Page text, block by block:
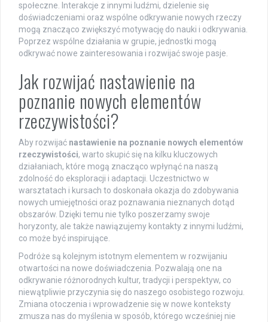
społeczne. Interakcje z innymi ludźmi, dzielenie się
doświadczeniami oraz wspólne odkrywanie nowych rzeczy
mogą znacząco zwiększyć motywację do nauki i odkrywania.
Poprzez wspólne działania w grupie, jednostki mogą
odkrywać nowe zainteresowania i rozwijać swoje pasje.
Jak rozwijać nastawienie na
poznanie nowych elementów
rzeczywistości?
Aby rozwijać nastawienie na poznanie nowych elementów
rzeczywistości, warto skupić się na kilku kluczowych
działaniach, które mogą znacząco wpłynąć na naszą
zdolność do eksploracji i adaptacji. Uczestnictwo w
warsztatach i kursach to doskonała okazja do zdobywania
nowych umiejętności oraz poznawania nieznanych dotąd
obszarów. Dzięki temu nie tylko poszerzamy swoje
horyzonty, ale także nawiązujemy kontakty z innymi ludźmi,
co może być inspirujące.
Podróże są kolejnym istotnym elementem w rozwijaniu
otwartości na nowe doświadczenia. Pozwalają one na
odkrywanie różnorodnych kultur, tradycji i perspektyw, co
niewątpliwie przyczynia się do naszego osobistego rozwoju.
Zmiana otoczenia i wprowadzenie się w nowe konteksty
zmusza nas do myślenia w sposób, którego wcześniej nie